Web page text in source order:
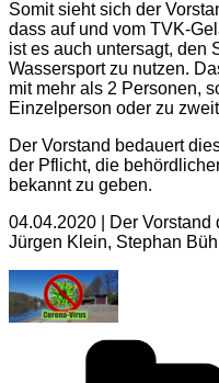
Somit sieht sich der
dass auf und vom TVK-
ist es auch untersagt, den
Wassersport zu nutzen.
mit mehr als 2 Personen,
Einzelperson oder zu
Der Vorstand bedauert
der Pflicht, die
bekannt zu geben.
04.04.2020 | Der Vorstand
Jürgen Klein, Stephan